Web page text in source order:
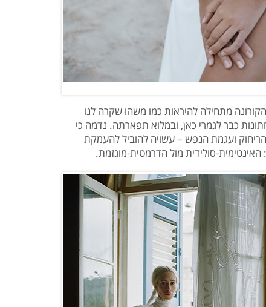
מתחילה להיראות כמו משהו שקרה לנו
כבר לגמרי כאן, ובמלוא תפארתה. נדמה כי
ועגמת הנפש – עשויה להוביל להעמקת
סולידית מול הדרמטית-מוגזמת.